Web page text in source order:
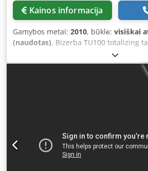
Kainos informacija
Gamybos metai: 2010, būklė: visiškai
(naudotas), Bizerba TU100 totalizing